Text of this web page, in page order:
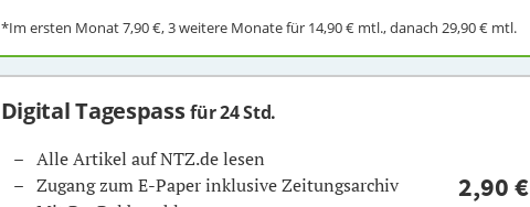
*Im ersten Monat7,90 €, 3 weitere Monate für 14,90 €mtl., danach 29,90 €mtl.
Digital Tagespassfür 24 Std.
Alle Artikel auf NTZ.de lesen
Zugang zum E-Paper inklusive Zeitungsarchiv
2,90 €